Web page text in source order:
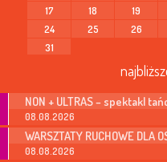
17
18 19
24
25 26
31
NON + ULTRAS – spektakl
08.08.2026
WARSZTATY RUCHOWE DLA
08.08.2026